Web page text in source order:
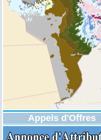
Appels d'Offres